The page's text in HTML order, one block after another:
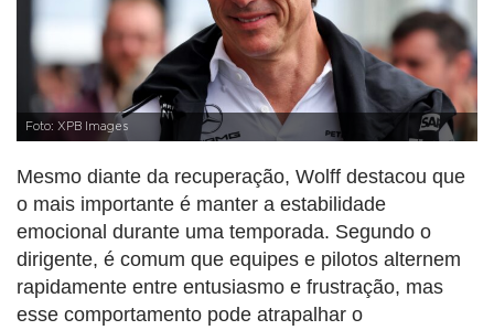
Foto: XPB Images
Mesmo diante da recuperação, Wolff destacou que
o mais importante é manter a estabilidade
emocional durante uma temporada. Segundo o
dirigente, é comum que equipes e pilotos alternem
rapidamente entre entusiasmo e frustração, mas
esse comportamento pode atrapalhar o